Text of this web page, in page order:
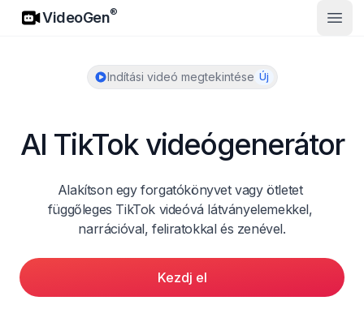
VideoGen
VideoGen®
Indítási videó megtekintése Új
AI TikTok videógenerátor
Alakítson egy forgatókönyvet vagy ötletet
függőleges TikTok videóvá látványelemekkel,
narrációval, feliratokkal és zenével.
Kezdj el